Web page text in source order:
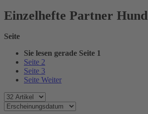
Einzelhefte Partner Hund
Seite
Sie lesen gerade Seite 1
Seite 2
Seite 3
Seite Weiter